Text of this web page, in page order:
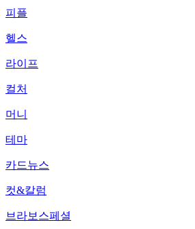
피플
헬스
라이프
컬처
머니
테마
카드뉴스
컷&칼럼
브라보스페셜